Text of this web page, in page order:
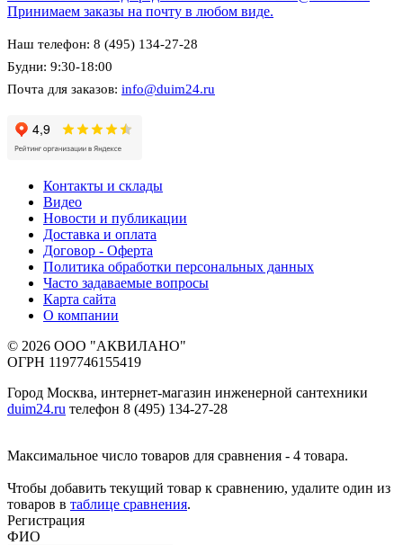
Принимаем заказы на почту в любом виде.
Наш телефон: 8 (495) 134-27-28
Будни: 9:30-18:00
Почта для заказов: info@duim24.ru
Контакты и склады
Видео
Новости и публикации
Доставка и оплата
Договор - Оферта
Политика обработки персональных данных
Часто задаваемые вопросы
Карта сайта
О компании
© 2026 ООО "АКВИЛАНО"
ОГРН 1197746155419
Город Москва, интернет-магазин инженерной сантехники
duim24.ru телефон 8 (495) 134-27-28
Максимальное число товаров для сравнения - 4 товара.
Чтобы добавить текущий товар к сравнению, удалите один из
товаров в таблице сравнения.
Регистрация
ФИО